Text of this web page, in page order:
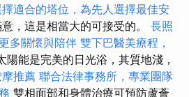
適合的塔位，為先人選擇最佳安
，這是相當大的可接受的。 長照
多關懷與陪伴 雙下巴醫美療程，
陽能是完美的日光浴，其質地淺，
推薦 聯合法律事務所，專業團隊
雙相面部和身體治療可預防蘆薈